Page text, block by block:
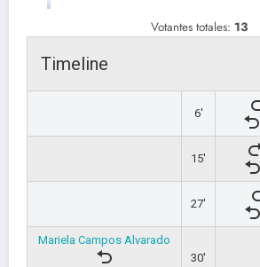
Votantes totales: 13
Timeline
6'
15'
27'
Mariela Campos Alvarado
30'